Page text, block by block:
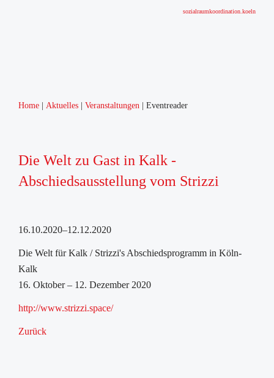
sozialraumkoordination.koeln
Home Aktuelles Veranstaltungen Eventreader
Die Welt zu Gast in Kalk -
Abschiedsausstellung vom Strizzi
16.10.2020–12.12.2020
Die Welt für Kalk / Strizzi's Abschiedsprogramm in Köln-
Kalk
16. Oktober – 12. Dezember 2020
http://www.strizzi.space/
Zurück